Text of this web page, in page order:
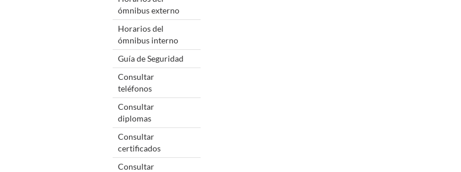
ómnibus externo
Horarios del
ómnibus interno
Guía de Seguridad
Consultar
teléfonos
Consultar
diplomas
Consultar
certificados
Consultar